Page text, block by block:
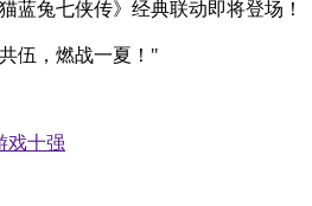
蓝兔七侠传》经典联动即将登场！
伍，燃战一夏！"
戏十强